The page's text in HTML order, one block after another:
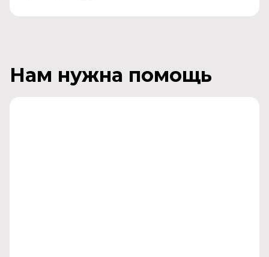
Нам нужна помощь